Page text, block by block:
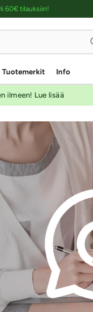
60€ tilauksiin!
Tuotemerkit Info
ilmeen! Lue lisää